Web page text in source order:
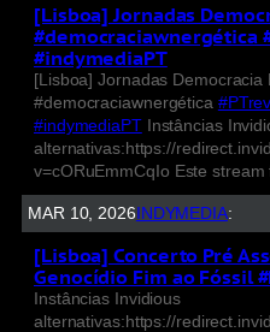
[Lisboa] Jornadas
#democraciawnergética
#indymediaPT
[Lisboa] Jornadas Democracia
#democraciawnergética
#indymediaPTInstâncias
alternativas:https://
v=cORuEmmCqIo Este
MAR 10, 2026 INDYMEDIA:
[Lisboa] Concerto Pré
Genocídio Fim ao Fóssil
Instâncias Invidious
alternativas:https://